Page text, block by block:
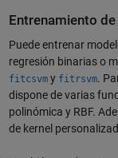
Entrenamiento
Puede entrenar
regresión binarias o
fitcsvmy fitrsvm.
dispone de varias
polinómica y RBF.
de kernel